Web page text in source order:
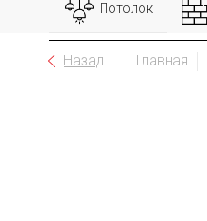
Потолок
Назад Главная